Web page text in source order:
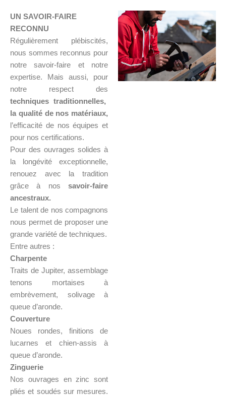
UN SAVOIR-FAIRE
RECONNU
Régulièrement plébiscités,
nous sommes reconnus pour
notre savoir-faire et notre
expertise. Mais aussi, pour
notre respect des
techniques traditionnelles,
la qualité de nos matériaux,
l’efficacité de nos équipes et
pour nos certifications.
Pour des ouvrages solides à
la longévité exceptionnelle,
renouez avec la tradition
grâce à nos savoir-faire
ancestraux.
Le talent de nos compagnons
nous permet de proposer une
grande variété de techniques.
Entre autres :
Charpente
Traits de Jupiter, assemblage
tenons mortaises à
embrèvement, solivage à
queue d’aronde.
Couverture
Noues rondes, finitions de
lucarnes et chien-assis à
queue d’aronde.
Zinguerie
Nos ouvrages en zinc sont
pliés et soudés sur mesures.